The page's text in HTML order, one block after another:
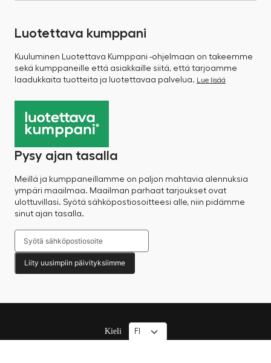
Luotettava kumppani
Kuuluminen Luotettava Kumppani -ohjelmaan on takeemme
sekä kumppaneille että asiakkaille siitä, että tarjoamme
laadukkaita tuotteita ja luotettavaa palvelua.
Lue lisää
Pysy ajan tasalla
Meillä ja kumppaneillamme on paljon mahtavia alennuksia
ympäri maailmaa. Maailman parhaat tarjoukset ovat
ulottuvillasi. Syötä sähköpostiosoitteesi alle, niin pidämme
sinut ajan tasalla.
Liity uusimpiin päivityksiimme
Kieli